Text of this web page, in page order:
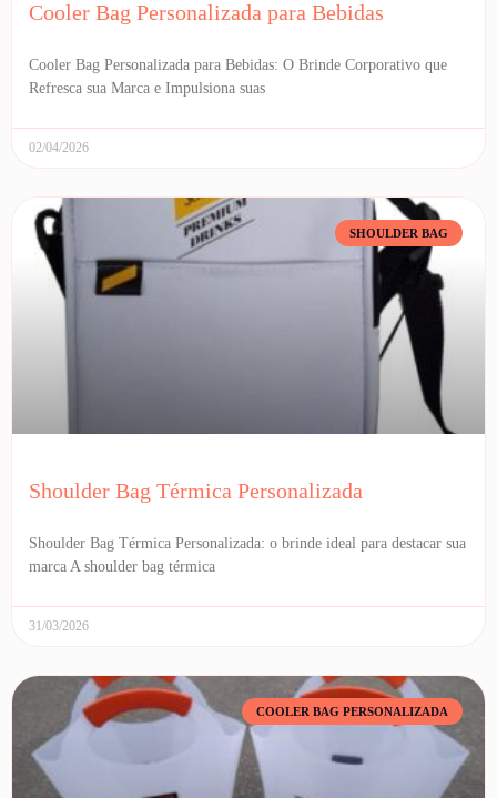
Cooler Bag Personalizada para Bebidas
Cooler Bag Personalizada para Bebidas: O Brinde Corporativo que
Refresca sua Marca e Impulsiona suas
02/04/2026
SHOULDER BAG
Shoulder Bag Térmica Personalizada
Shoulder Bag Térmica Personalizada: o brinde ideal para destacar sua
marca A shoulder bag térmica
31/03/2026
COOLER BAG PERSONALIZADA